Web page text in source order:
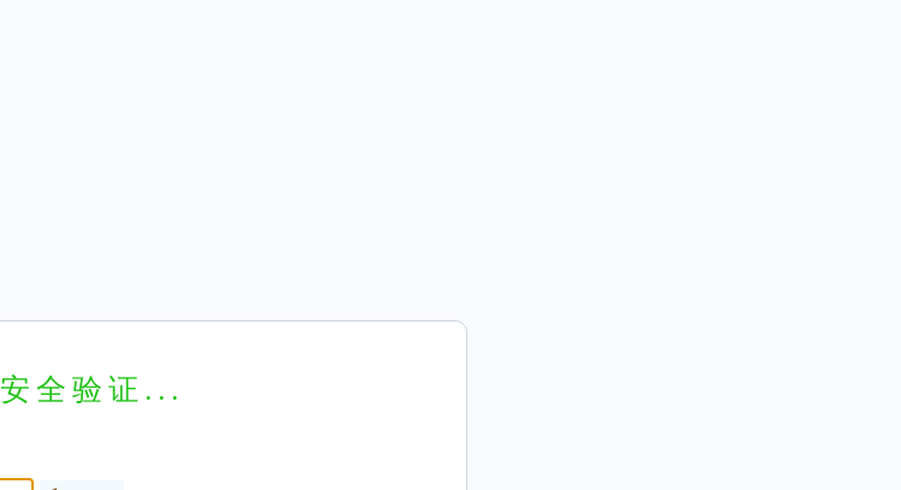
安全验证...